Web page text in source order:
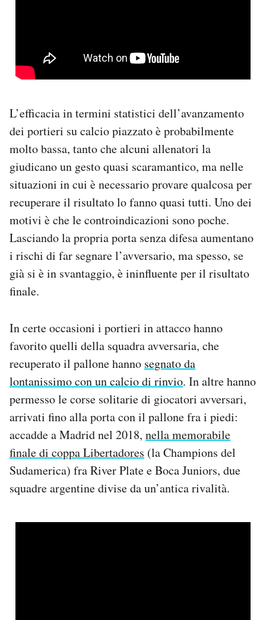
L’efficacia in termini statistici dell’avanzamento
dei portieri su calcio piazzato è probabilmente
molto bassa, tanto che alcuni allenatori la
giudicano un gesto quasi scaramantico, ma nelle
situazioni in cui è necessario provare qualcosa per
recuperare il risultato lo fanno quasi tutti. Uno dei
motivi è che le controindicazioni sono poche.
Lasciando la propria porta senza difesa aumentano
i rischi di far segnare l’avversario, ma spesso, se
già si è in svantaggio, è ininfluente per il risultato
finale.
In certe occasioni i portieri in attacco hanno
favorito quelli della squadra avversaria, che
recuperato il pallone hanno segnato da
lontanissimo con un calcio di rinvio. In altre hanno
permesso le corse solitarie di giocatori avversari,
arrivati fino alla porta con il pallone fra i piedi:
accadde a Madrid nel 2018, nella memorabile
finale di coppa Libertadores (la Champions del
Sudamerica) fra River Plate e Boca Juniors, due
squadre argentine divise da un’antica rivalità.